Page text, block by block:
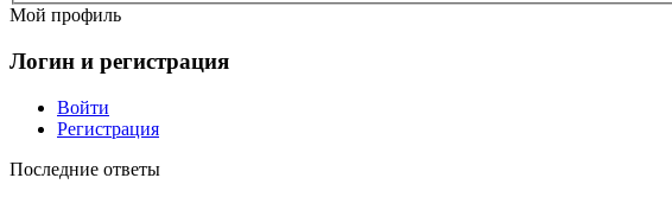
Мой профиль
Логин и регистрация
Войти
Регистрация
Последние ответы